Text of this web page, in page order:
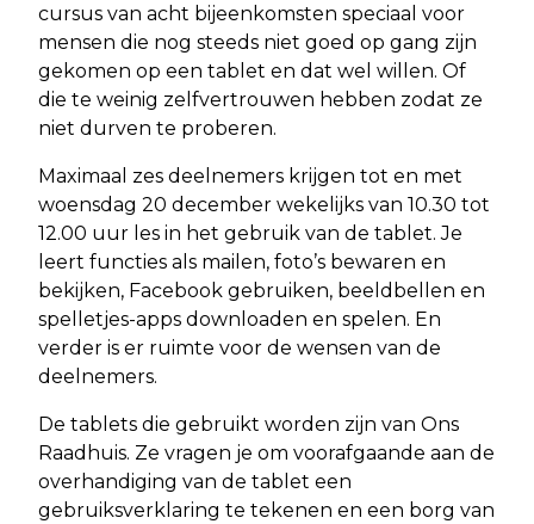
cursus van acht bijeenkomsten speciaal voor
mensen die nog steeds niet goed op gang zijn
gekomen op een tablet en dat wel willen. Of
die te weinig zelfvertrouwen hebben zodat ze
niet durven te proberen.
Maximaal zes deelnemers krijgen tot en met
woensdag 20 december wekelijks van 10.30 tot
12.00 uur les in het gebruik van de tablet. Je
leert functies als mailen, foto’s bewaren en
bekijken, Facebook gebruiken, beeldbellen en
spelletjes-apps downloaden en spelen. En
verder is er ruimte voor de wensen van de
deelnemers.
De tablets die gebruikt worden zijn van Ons
Raadhuis. Ze vragen je om voorafgaande aan de
overhandiging van de tablet een
gebruiksverklaring te tekenen en een borg van